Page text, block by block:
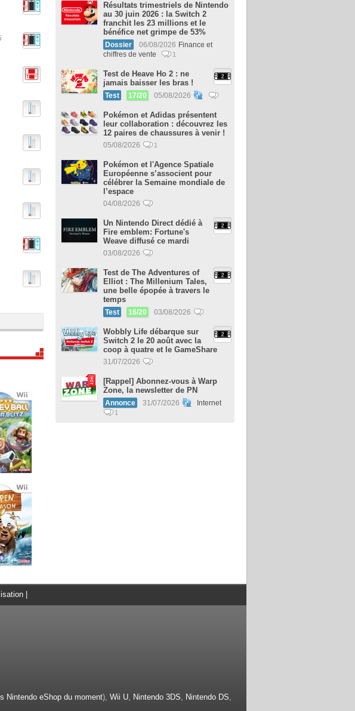
Résultats trimestriels de Nintendo
au 30 juin 2026 : la Switch 2
franchit les 23 millions et le
bénéfice net grimpe de 53%
Dossier 06/08/2026 Finance et
chiffres de vente
1
Test de Heave Ho 2 : ne
jamais baisser les bras !
Test 17/20 05/08/2026
Pokémon et Adidas présentent
leur collaboration : découvrez les
12 paires de chaussures à venir !
05/08/2026 1
Pokémon et l'Agence Spatiale
Européenne s’associent pour
célébrer la Semaine mondiale de
l’espace
04/08/2026
Un Nintendo Direct dédié à
Fire emblem: Fortune's
Weave diffusé ce mardi
03/08/2026
Test de The Adventures of
Elliot : The Millenium Tales,
une belle épopée à travers le
temps
Test 16/20 03/08/2026
Wobbly Life débarque sur
Switch 2 le 20 août avec la
coop à quatre et le GameShare
31/07/2026
[Rappel] Abonnez-vous à Warp
Zone, la newsletter de PN
Annonce 31/07/2026 Internet
1
Nintendo eShop du moment), Wii U, Nintendo 3DS, Nintendo DS,